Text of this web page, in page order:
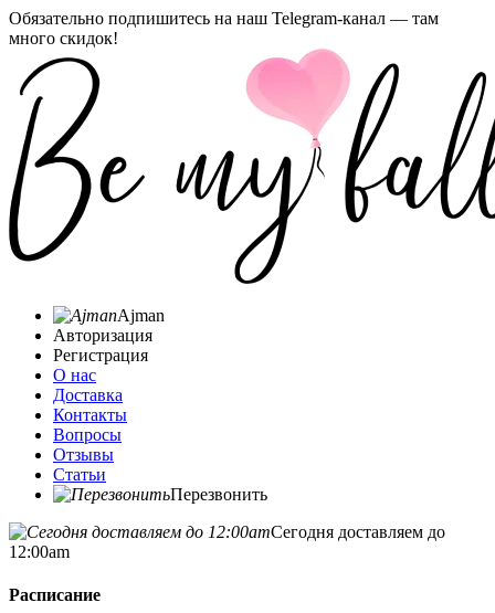
Обязательно подпишитесь на наш Telegram-канал — там
много скидок!
Ajman
Авторизация
Регистрация
О нас
Доставка
Контакты
Вопросы
Отзывы
Статьи
Перезвонить
Сегодня доставляем до
12:00am
Расписание